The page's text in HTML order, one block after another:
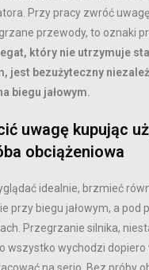
Przy pracy zwróć
przewody, to oznaki
który nie utrzymuje
jest bezużyteczny
biegu jałowym.
uwagę kupując
obciążeniowa
idealnie, brzmieć
przy biegu jałowym, a pod
Przegrzanie silnika,
wszystko wychodzi dopiero